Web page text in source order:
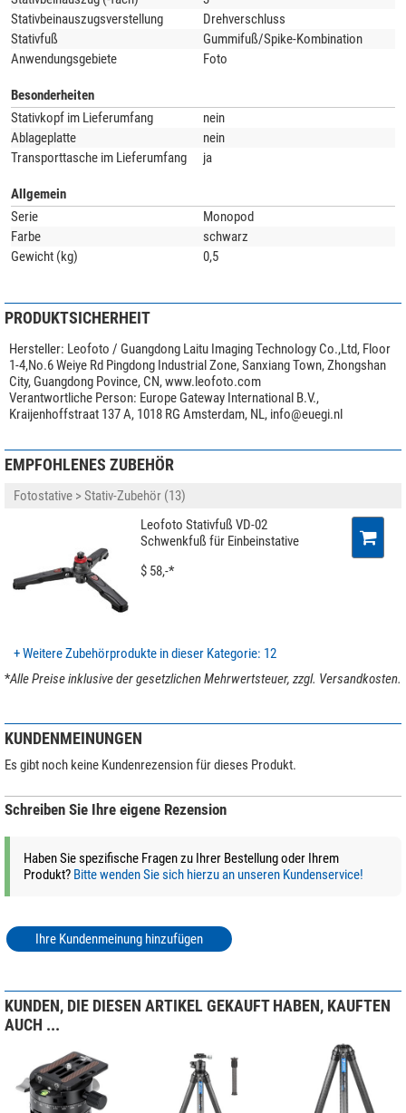
Stativbeinauszugsverstellung
Drehverschluss
Stativfuß
Gummifuß/Spike-Kombination
Anwendungsgebiete
Foto
Besonderheiten
Stativkopf im Lieferumfang
nein
Ablageplatte
nein
Transporttasche im Lieferumfang
ja
Allgemein
Serie
Monopod
Farbe
schwarz
Gewicht (kg)
0,5
PRODUKTSICHERHEIT
Hersteller: Leofoto / Guangdong Laitu Imaging Technology Co.,Ltd, Floor
1-4,No.6 Weiye Rd Pingdong Industrial Zone, Sanxiang Town, Zhongshan
City, Guangdong Povince, CN, www.leofoto.com
Verantwortliche Person: Europe Gateway International B.V.,
Kraijenhoffstraat 137 A, 1018 RG Amsterdam, NL, info@euegi.nl
EMPFOHLENES ZUBEHÖR
Fotostative > Stativ-Zubehör (13)
Leofoto Stativfuß VD-02
Schwenkfuß für Einbeinstative
$ 58,-*
+ Weitere Zubehörprodukte in dieser Kategorie: 12
*Alle Preise inklusive der gesetzlichen Mehrwertsteuer, zzgl. Versandkosten.
KUNDENMEINUNGEN
Es gibt noch keine Kundenrezension für dieses Produkt.
Schreiben Sie Ihre eigene Rezension
Haben Sie spezifische Fragen zu Ihrer Bestellung oder Ihrem
Produkt? Bitte wenden Sie sich hierzu an unseren Kundenservice!
Ihre Kundenmeinung hinzufügen
KUNDEN, DIE DIESEN ARTIKEL GEKAUFT HABEN, KAUFTEN
AUCH ...